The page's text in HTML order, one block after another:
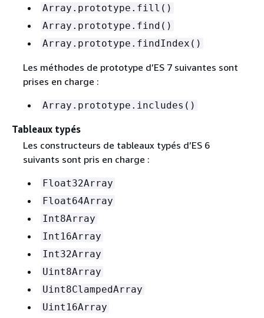
Array.prototype.fill()
Array.prototype.find()
Array.prototype.findIndex()
Les méthodes de prototype d’ES 7 suivantes sont
prises en charge :
Array.prototype.includes()
Tableaux typés
Les constructeurs de tableaux typés d’ES 6
suivants sont pris en charge :
Float32Array
Float64Array
Int8Array
Int16Array
Int32Array
Uint8Array
Uint8ClampedArray
Uint16Array